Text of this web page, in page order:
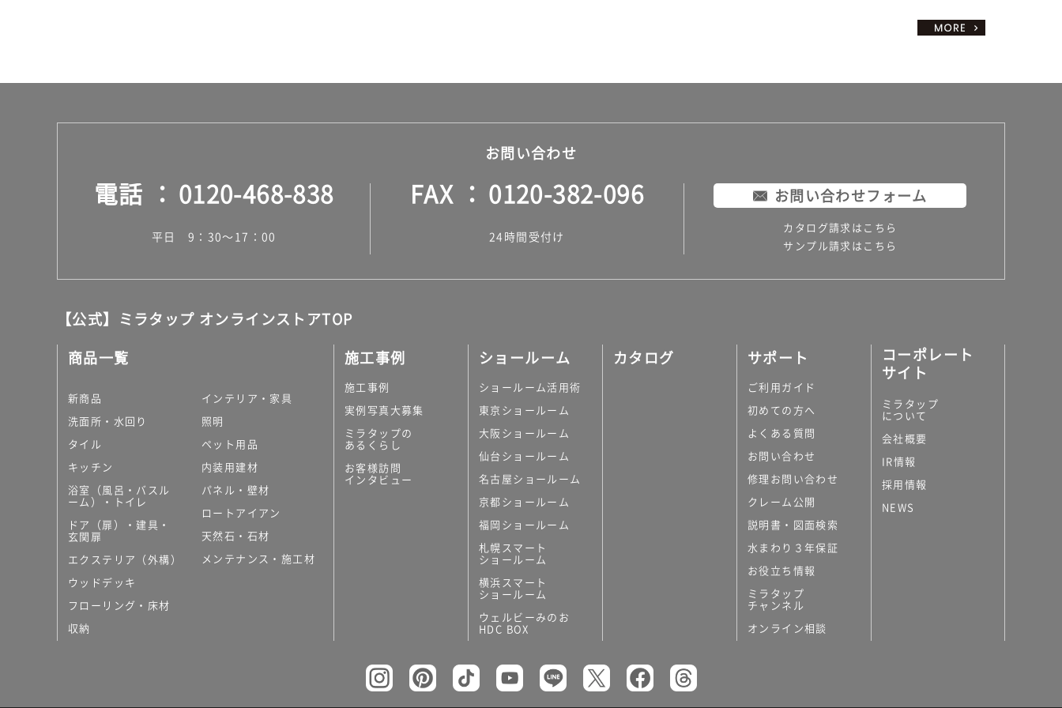
お問い合わせ
電話 0120-468-838
平日 9：30～17：00
FAX 0120-382-096
24時間受付け
お問い合わせフォーム
カタログ請求はこちら
サンプル請求はこちら
【公式】ミラタップ オンラインストアTOP
商品一覧
新商品
洗面所・水回り
タイル
キッチン
浴室（風呂・バスル
ーム）・トイレ
ドア（扉）・建具・
玄関扉
エクステリア（外構）
ウッドデッキ
フローリング・床材
収納
インテリア・家具
照明
ペット用品
内装用建材
パネル・壁材
ロートアイアン
天然石・石材
メンテナンス・施工材
施工事例
施工事例
実例写真大募集
ミラタップの
あるくらし
お客様訪問
インタビュー
ショールーム
ショールーム活用術
東京ショールーム
大阪ショールーム
仙台ショールーム
名古屋ショールーム
京都ショールーム
福岡ショールーム
札幌スマート
ショールーム
横浜スマート
ショールーム
ウェルビーみのお
HDC BOX
カタログ サポート
ご利用ガイド
初めての方へ
よくある質問
お問い合わせ
修理お問い合わせ
クレーム公開
説明書・図面検索
水まわり３年保証
お役立ち情報
ミラタップ
チャンネル
オンライン相談
コーポレート
サイト
ミラタップ
について
会社概要
IR情報
採用情報
NEWS